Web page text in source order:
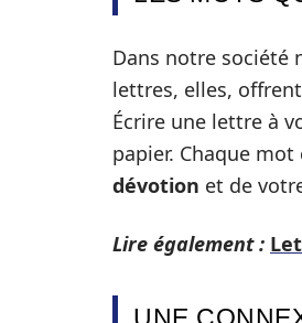
Dans notre société
lettres, elles,
Écrire une lettre à
papier. Chaque
dévotion et de
Lire également :
UNE